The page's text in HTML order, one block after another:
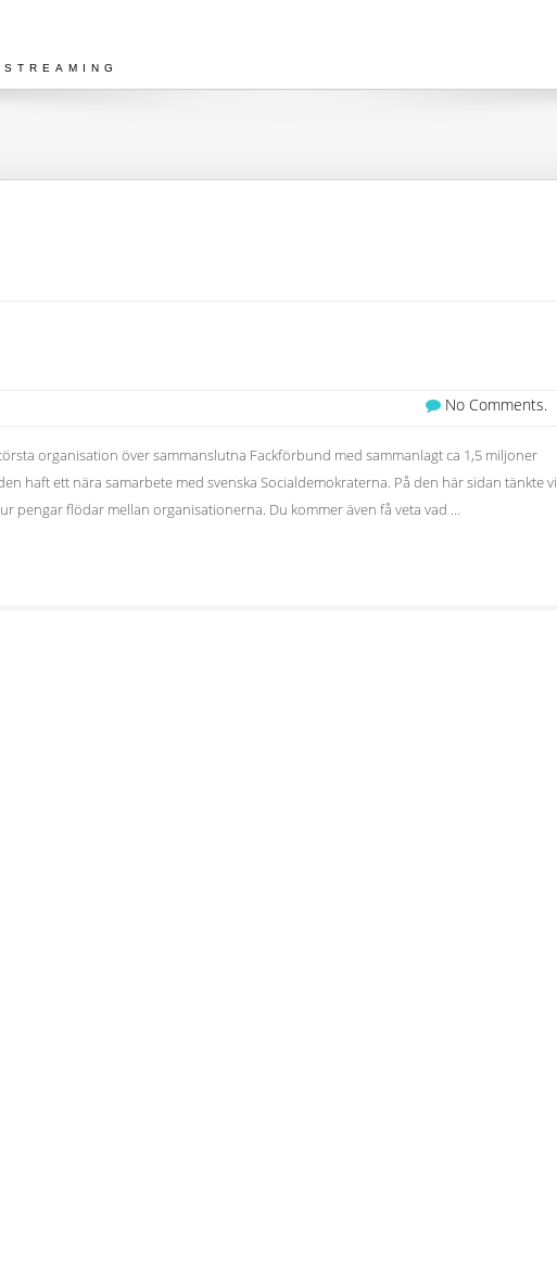
No Comments.
organisation över sammanslutna Fackförbund med sammanlagt ca 1,5 miljoner
haft ett nära samarbete med svenska Socialdemokraterna. På den här sidan tänkte vi
pengar flödar mellan organisationerna. Du kommer även få veta vad …